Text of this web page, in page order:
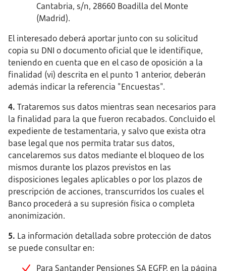
Cantabria, s/n, 28660 Boadilla del Monte
(Madrid).
El interesado deberá aportar junto con su solicitud
copia su DNI o documento oficial que le identifique,
teniendo en cuenta que en el caso de oposición a la
finalidad (vi) descrita en el punto 1 anterior, deberán
además indicar la referencia "Encuestas".
4. Trataremos sus datos mientras sean necesarios para
la finalidad para la que fueron recabados. Concluido el
expediente de testamentaria, y salvo que exista otra
base legal que nos permita tratar sus datos,
cancelaremos sus datos mediante el bloqueo de los
mismos durante los plazos previstos en las
disposiciones legales aplicables o por los plazos de
prescripción de acciones, transcurridos los cuales el
Banco procederá a su supresión física o completa
anonimización.
5. La información detallada sobre protección de datos
se puede consultar en:
Para Santander Pensiones SA EGFP, en la página